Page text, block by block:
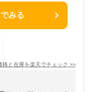
みる
格と在庫を楽天でチェック >>